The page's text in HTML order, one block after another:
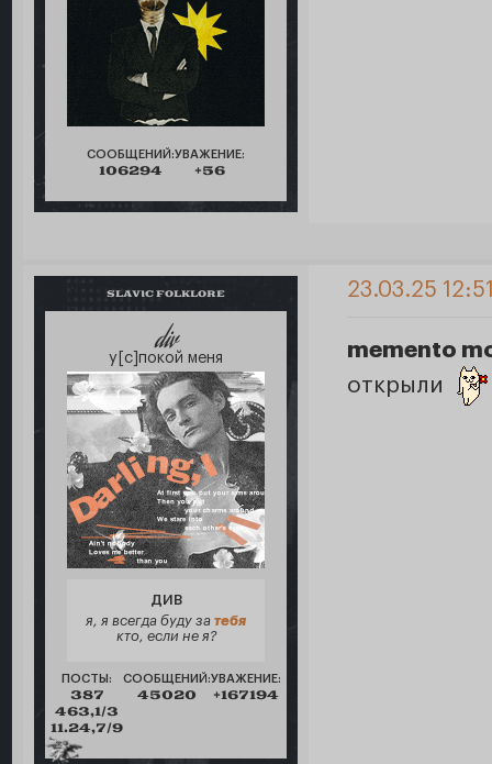
СООБЩЕНИЙ:
106294
УВАЖЕНИЕ:
+56
SLAVIC FOLKLORE
div
у[с]покой меня
ДИВ
я, я всегда буду за тебя
кто, если не я?
ПОСТЫ:
387
463,1/3
11.24,7/9
СООБЩЕНИЙ:
45020
УВАЖЕНИЕ:
+167194
23.03.25
memento
открыли